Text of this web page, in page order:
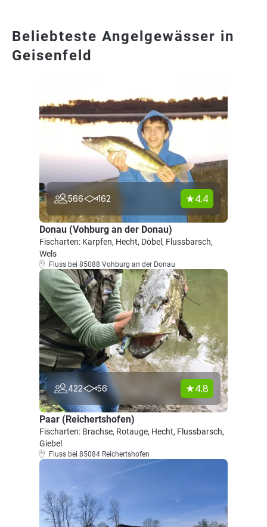
Beliebteste Angelgewässer in
Geisenfeld
566 162 4.4
Donau (Vohburg an der Donau)
Fischarten: Karpfen, Hecht, Döbel, Flussbarsch,
Wels
Fluss bei 85088 Vohburg an der Donau
422 56 4.8
Paar (Reichertshofen)
Fischarten: Brachse, Rotauge, Hecht, Flussbarsch,
Giebel
Fluss bei 85084 Reichertshofen